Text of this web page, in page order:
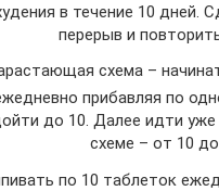
в течение 10 дней.
перерыв и
схема –
прибавляя по
до 10. Далее идти
схеме – от 10
по 10 таблеток